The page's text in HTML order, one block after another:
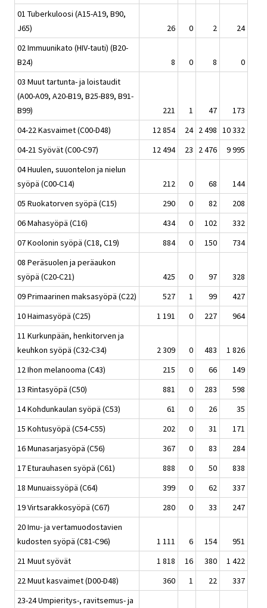
01 Tuberkuloosi (A15-A19, B90,
J65)
26 0 2
24
02 Immuunikato (HIV-tauti) (B20-
B24)
8 0 8
0
03 Muut tartunta- ja loistaudit
(A00-A09, A20-B19, B25-B89, B91-
B99)
221 1 47
173
04-22 Kasvaimet (C00-D48)
12 854 24 2 498 10 332
04-21 Syövät (C00-C97)
12 494 23 2 476
9 995
04 Huulen, suuontelon ja nielun
syöpä (C00-C14)
212 0 68
144
05 Ruokatorven syöpä (C15)
290 0 82
208
06 Mahasyöpä (C16)
434 0 102
332
07 Koolonin syöpä (C18, C19)
884 0 150
734
08 Peräsuolen ja peräaukon
syöpä (C20-C21)
425 0 97
328
09 Primaarinen maksasyöpä (C22)
527 1 99
427
10 Haimasyöpä (C25)
1 191 0 227
964
11 Kurkunpään, henkitorven ja
keuhkon syöpä (C32-C34)
2 309 0 483
1 826
12 Ihon melanooma (C43)
215 0 66
149
13 Rintasyöpä (C50)
881 0 283
598
14 Kohdunkaulan syöpä (C53)
61 0 26
35
15 Kohtusyöpä (C54-C55)
202 0 31
171
16 Munasarjasyöpä (C56)
367 0 83
284
17 Eturauhasen syöpä (C61)
888 0 50
838
18 Munuaissyöpä (C64)
399 0 62
337
19 Virtsarakkosyöpä (C67)
280 0 33
247
20 Imu- ja vertamuodostavien
kudosten syöpä (C81-C96)
1 111 6 154
951
21 Muut syövät
1 818 16 380
1 422
22 Muut kasvaimet (D00-D48)
360 1 22
337
23-24 Umpieritys-, ravitsemus- ja